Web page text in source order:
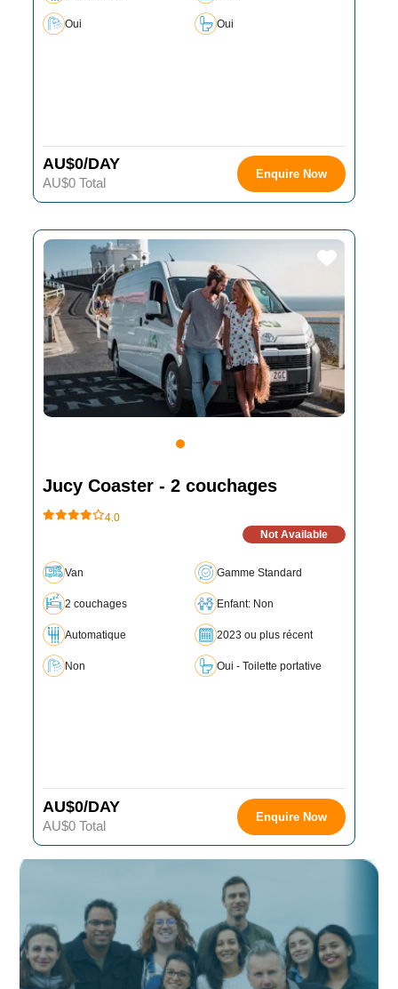
Oui Oui
AU$0/DAY
AU$0 Total
Enquire Now
Jucy Coaster - 2 couchages
4.0
Not Available
Van Gamme Standard
2 couchages Enfant: Non
Automatique 2023 ou plus récent
Non Oui - Toilette portative
AU$0/DAY
AU$0 Total
Enquire Now